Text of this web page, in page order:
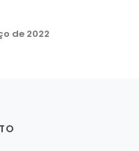
de 2022